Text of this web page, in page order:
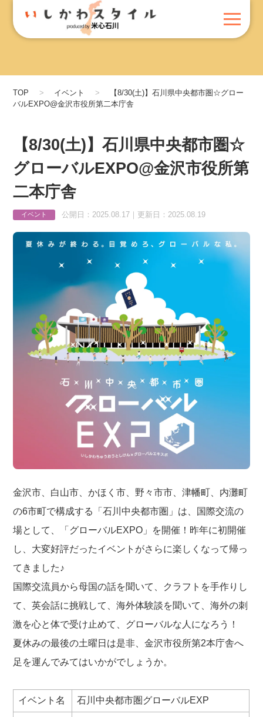
TOP イベント
【8/30(土)】石川県中央都市圏☆グロー
バルEXPO@金沢市役所第二本庁舎
【8/30(土)】石川県中央都市圏☆
グローバルEXPO@金沢市役所第
二本庁舎
イベント 公開日：2025.08.17｜更新日：2025.08.19
金沢市、白山市、かほく市、野々市市、津幡町、内灘町
の6市町で構成する「石川中央都市圏」は、国際交流の
場として、「グローバルEXPO」を開催！昨年に初開催
し、大変好評だったイベントがさらに楽しくなって帰っ
てきました♪
国際交流員から母国の話を聞いて、クラフトを手作りし
て、英会話に挑戦して、海外体験談を聞いて、海外の刺
激を心と体で受け止めて、グローバルな人になろう！
夏休みの最後の土曜日は是非、金沢市役所第2本庁舎へ
足を運んでみてはいかがでしょうか。
イベント名 石川中央都市圏グローバルEXP